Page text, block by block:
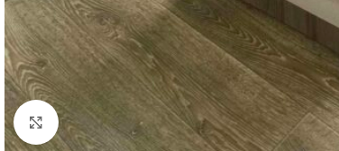
Faceți click pentru a mări